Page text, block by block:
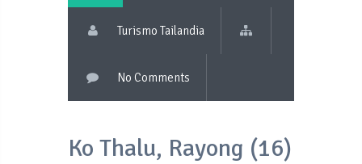
Turismo Tailandia
No Comments
Ko Thalu, Rayong (16)